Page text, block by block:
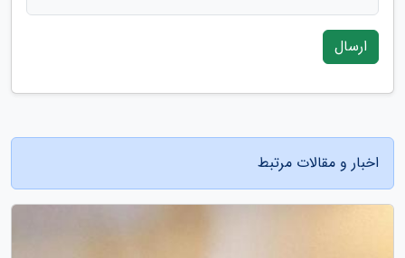
ارسال
اخبار و مقالات مرتبط